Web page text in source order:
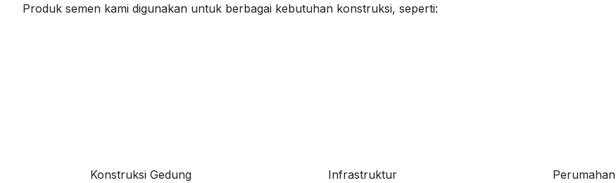
Produk semen kami digunakan untuk berbagai kebutuhan konstruksi, seperti:
Konstruksi Gedung Infrastruktur Perumahan